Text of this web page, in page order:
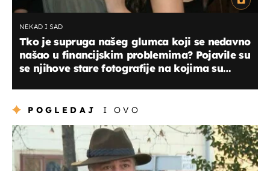
NEKAD I SAD
Tko je supruga našeg glumca koji se nedavno
našao u financijskim problemima? Pojavile su
se njihove stare fotografije na kojima su
POGLEDAJ I OVO